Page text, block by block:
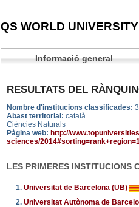
QS WORLD
Informació general
RESULTATS DEL
Nombre d'institucions classificades: 3
Abast territorial: català
Ciències Naturals
Pàgina web: http://
sciences/
LES PRIMERES INSTITUCIONS
1. Universitat de Barcelona (UB)
2. Universitat Autònoma de